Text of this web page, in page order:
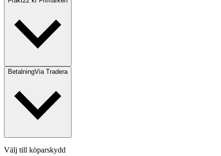
BetalningVia Tradera
Välj till köparskydd